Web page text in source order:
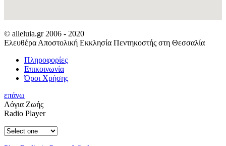
© alleluia.gr 2006 - 2020
Ελευθέρα Αποστολική Εκκλησία Πεντηκοστής στη Θεσσαλία
Πληροφορίες
Επικοινωνία
Όροι Χρήσης
επάνω
Λόγια Ζωής
Radio Player